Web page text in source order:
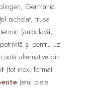
Germania.
nichelat, trusa
(autoclavă,
și pentru uz
alternative din
(tot inox, format
(etui piele